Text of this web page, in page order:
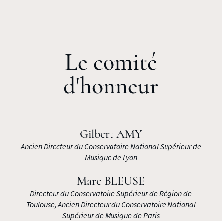
Le comité
d'honneur
Gilbert AMY
Ancien Directeur du Conservatoire National Supérieur de
Musique de Lyon
Marc BLEUSE
Directeur du Conservatoire Supérieur de Région de
Toulouse, Ancien Directeur du Conservatoire National
Supérieur de Musique de Paris